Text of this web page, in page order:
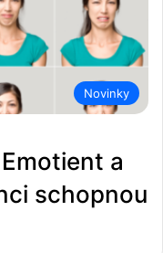
Novinky
a
schopnou